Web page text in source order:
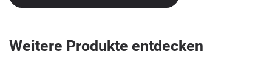
Weitere Produkte entdecken